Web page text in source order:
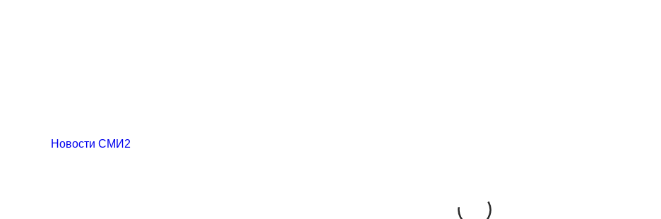
Новости СМИ2